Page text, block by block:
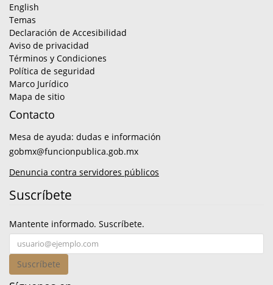
English
Temas
Declaración de Accesibilidad
Aviso de privacidad
Términos y Condiciones
Política de seguridad
Marco Jurídico
Mapa de sitio
Contacto
Mesa de ayuda: dudas e información
gobmx@funcionpublica.gob.mx
Denuncia contra servidores públicos
Suscríbete
Mantente informado. Suscríbete.
Suscríbete